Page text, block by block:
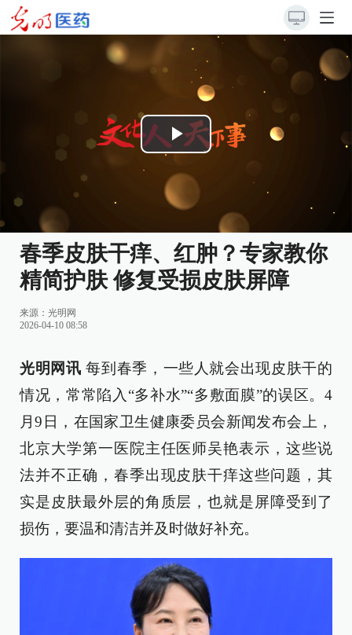
Play
Video
春季皮肤干痒、红肿？专家教你
精简护肤 修复受损皮肤屏障
来源： 光明网
2026-04-10 08:58
光明网讯 每到春季，一些人就会出现皮肤干的
情况，常常陷入“多补水”“多敷面膜”的误区。4
月9日，在国家卫生健康委员会新闻发布会上，
北京大学第一医院主任医师吴艳表示，这些说
法并不正确，春季出现皮肤干痒这些问题，其
实是皮肤最外层的角质层，也就是屏障受到了
损伤，要温和清洁并及时做好补充。